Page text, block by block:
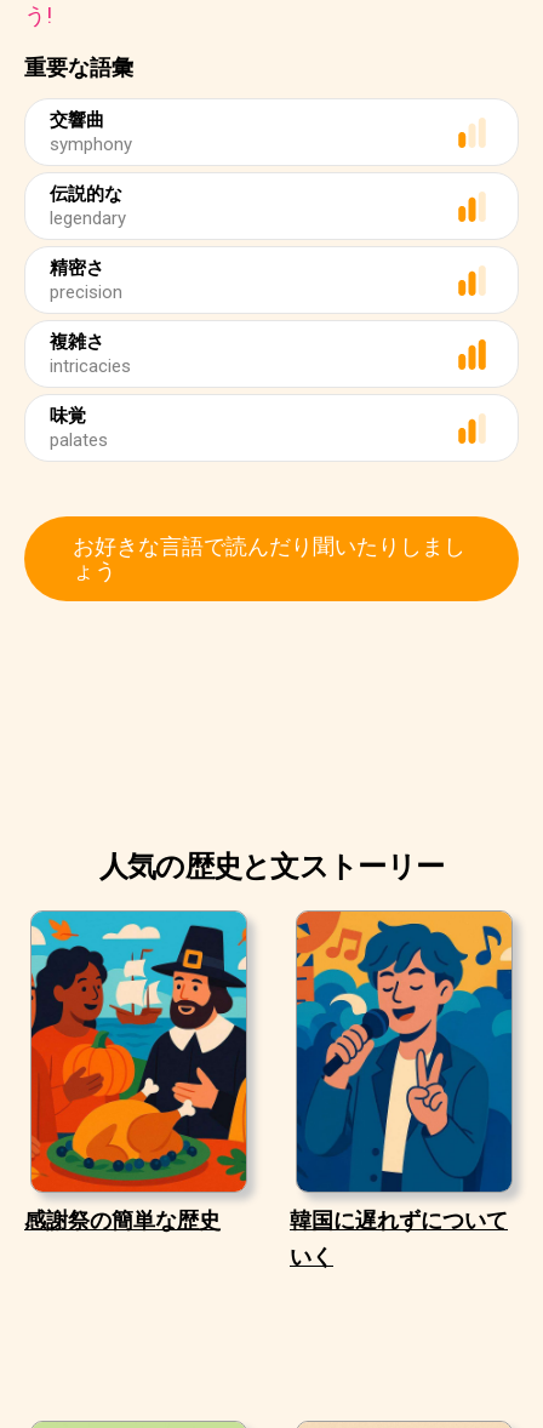
重要な語彙
交響曲
symphony
伝説的な
legendary
精密さ
precision
複雑さ
intricacies
味覚
palates
う!
お好きな言語で読んだり聞いたりしまし
ょう
人気の歴史と文ストーリー
感謝祭の簡単な歴史
韓国に遅れずについて
いく